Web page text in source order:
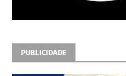
PUBLICIDADE